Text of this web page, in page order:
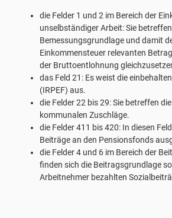
die Felder 1 und 2 im Bereich der
unselbständiger Arbeit: Sie
Bemessungsgrundlage und damit
Einkommensteuer relevanten
der Bruttoentlohnung
das Feld 21: Es weist die
(IRPEF) aus.
die Felder 22 bis 29: Sie betreffen
kommunalen Zuschläge.
die Felder 411 bis 420: In diesen
Beiträge an den Pensionsfonds
die Felder 4 und 6 im Bereich der
finden sich die Beitragsgrundlage
Arbeitnehmer bezahlten